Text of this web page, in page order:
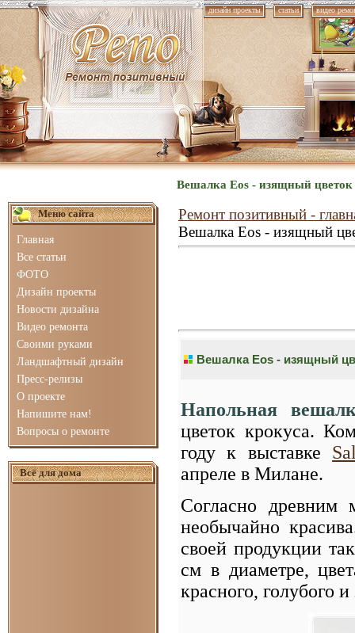
дизайн проекты статьи видео
Вешалка Eos - изящный цветок
Меню сайта
Главная
Все статьи
ФОТО
Дизайн проекты
Новости дизайна
Видео ремонта
Своими руками
Ландшафтный дизайн
Пресс-релизы
О проекте
Напишите нам!
Вопросы о ремонте
Всё для дома
Ремонт позитивный -
Вешалка Eos - изящный
Вешалка Eos - изящный
Напольная
цветок крокуса.
году к выставке
апреле в Милане.
Согласно
необычайно
своей продукции
см в диаметре,
красного, голубого и